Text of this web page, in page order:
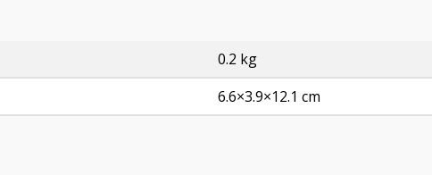
0.2 kg
6.6×3.9×12.1 cm